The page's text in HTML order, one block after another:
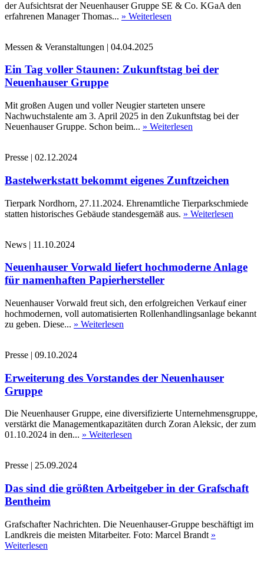
der Aufsichtsrat der Neuenhauser Gruppe SE & Co. KGaA den
erfahrenen Manager Thomas... » Weiterlesen
Messen & Veranstaltungen | 04.04.2025
Ein Tag voller Staunen: Zukunftstag bei der
Neuenhauser Gruppe
Mit großen Augen und voller Neugier starteten unsere
Nachwuchstalente am 3. April 2025 in den Zukunftstag bei der
Neuenhauser Gruppe. Schon beim... » Weiterlesen
Presse | 02.12.2024
Bastelwerkstatt bekommt eigenes Zunftzeichen
Tierpark Nordhorn, 27.11.2024. Ehrenamtliche Tierparkschmiede
statten historisches Gebäude standesgemäß aus. » Weiterlesen
News | 11.10.2024
Neuenhauser Vorwald liefert hochmoderne Anlage
für namenhaften Papierhersteller
Neuenhauser Vorwald freut sich, den erfolgreichen Verkauf einer
hochmodernen, voll automatisierten Rollenhandlingsanlage bekannt
zu geben. Diese... » Weiterlesen
Presse | 09.10.2024
Erweiterung des Vorstandes der Neuenhauser
Gruppe
Die Neuenhauser Gruppe, eine diversifizierte Unternehmensgruppe,
verstärkt die Managementkapazitäten durch Zoran Aleksic, der zum
01.10.2024 in den... » Weiterlesen
Presse | 25.09.2024
Das sind die größten Arbeitgeber in der Grafschaft
Bentheim
Grafschafter Nachrichten. Die Neuenhauser-Gruppe beschäftigt im
Landkreis die meisten Mitarbeiter. Foto: Marcel Brandt »
Weiterlesen